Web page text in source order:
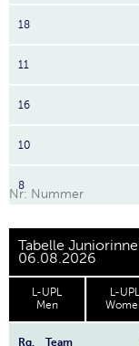
18
11
16
10
8
Nr: Nummer
Tabelle
06.08.2026
L-UPL
Men
L-UPL
Rg. Team